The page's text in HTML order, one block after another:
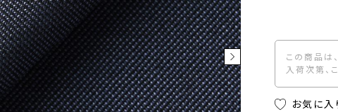
この商品は
入荷次第、
お気に入